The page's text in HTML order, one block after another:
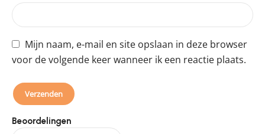
Beoordelingen
Mijn naam, e-mail en site opslaan in deze browser
voor de volgende keer wanneer ik een reactie plaats.